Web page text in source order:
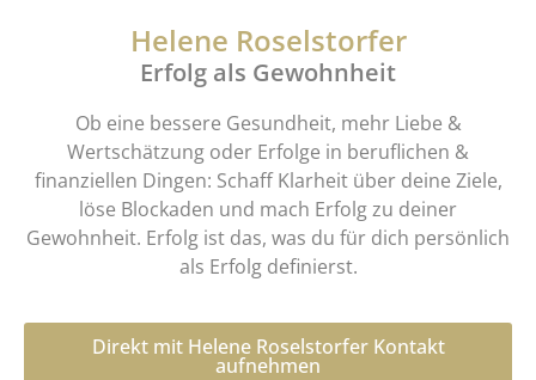
Helene Roselstorfer
Erfolg als Gewohnheit
Ob eine bessere Gesundheit, mehr Liebe &
Wertschätzung oder Erfolge in beruflichen &
finanziellen Dingen: Schaff Klarheit über deine Ziele,
löse Blockaden und mach Erfolg zu deiner
Gewohnheit. Erfolg ist das, was du für dich persönlich
als Erfolg definierst.
Direkt mit Helene Roselstorfer Kontakt
aufnehmen